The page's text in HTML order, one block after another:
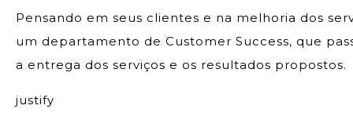
Pensando em seus clientes e na melhoria dos
um departamento de Customer Success, que
a entrega dos serviços e os resultados propostos.
justify